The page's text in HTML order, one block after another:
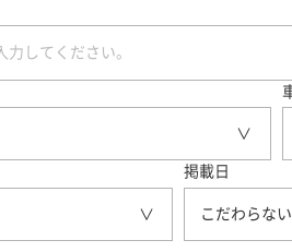
掲載日
こだわらない